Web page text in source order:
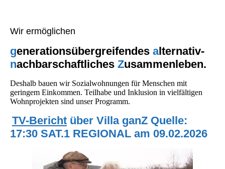
Wir ermöglichen
generationsübergreifendes alternativ-
nachbarschaftliches Zusammenleben.
Deshalb bauen wir Sozialwohnungen für Menschen mit
geringem Einkommen. Teilhabe und Inklusion in vielfältigen
Wohnprojekten sind unser Programm.
TV-Bericht über Villa ganZ Quelle:
17:30 SAT.1 REGIONAL am 09.02.2026